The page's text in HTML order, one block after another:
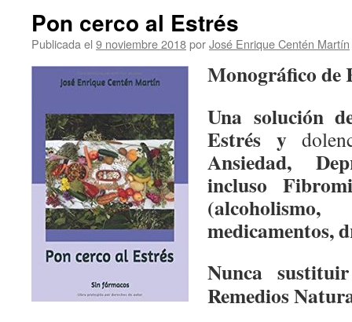
Pon cerco al Estrés
Publicada el 9 noviembre 2018porJosé Enrique Centén Martín
Monográfico de
Una solución
Estrés y
Ansiedad,
incluso
medicamentos,
Nunca
Remedios